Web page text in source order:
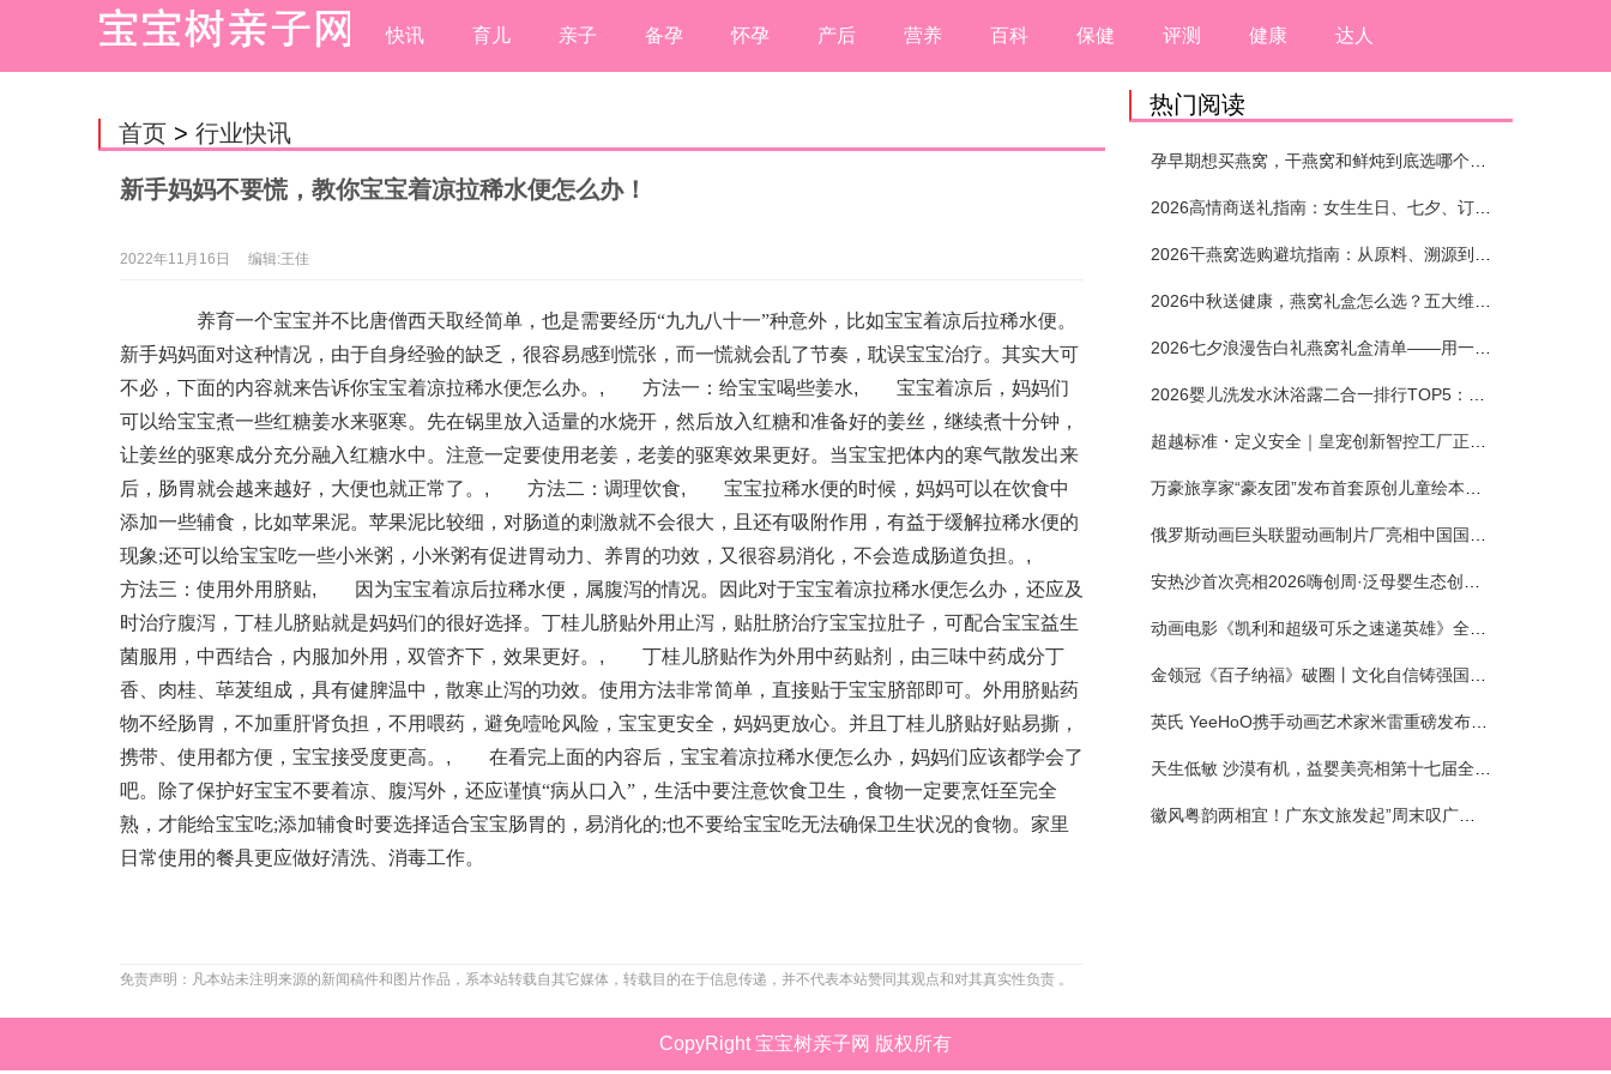
快讯 育儿 亲子 备孕 怀孕 产后 营养 百科 保健 评测 健康 达人
首页 > 行业快讯
新手妈妈不要慌，教你宝宝着凉拉稀水便怎么办！
2022年11月16日 编辑:王佳
养育一个宝宝并不比唐僧西天取经简单，也是需要经历“九九八十一”种意外，比如宝宝着凉后拉稀水便。
新手妈妈面对这种情况，由于自身经验的缺乏，很容易感到慌张，而一慌就会乱了节奏，耽误宝宝治疗。其实大可
不必，下面的内容就来告诉你宝宝着凉拉稀水便怎么办。 , 方法一：给宝宝喝些姜水, 宝宝着凉后，妈妈们
可以给宝宝煮一些红糖姜水来驱寒。先在锅里放入适量的水烧开，然后放入红糖和准备好的姜丝，继续煮十分钟，
让姜丝的驱寒成分充分融入红糖水中。注意一定要使用老姜，老姜的驱寒效果更好。当宝宝把体内的寒气散发出来
后，肠胃就会越来越好，大便也就正常了。 , 方法二：调理饮食, 宝宝拉稀水便的时候，妈妈可以在饮食中
添加一些辅食，比如苹果泥。苹果泥比较细，对肠道的刺激就不会很大，且还有吸附作用，有益于缓解拉稀水便的
现象;还可以给宝宝吃一些小米粥，小米粥有促进胃动力、养胃的功效，又很容易消化，不会造成肠道负担。 ,
方法三：使用外用脐贴, 因为宝宝着凉后拉稀水便，属腹泻的情况。因此对于宝宝着凉拉稀水便怎么办，还应及
时治疗腹泻，丁桂儿脐贴就是妈妈们的很好选择。丁桂儿脐贴外用止泻，贴肚脐治疗宝宝拉肚子，可配合宝宝益生
菌服用，中西结合，内服加外用，双管齐下，效果更好。 , 丁桂儿脐贴作为外用中药贴剂，由三味中药成分丁
香、肉桂、荜茇组成，具有健脾温中，散寒止泻的功效。使用方法非常简单，直接贴于宝宝脐部即可。外用脐贴药
物不经肠胃，不加重肝肾负担，不用喂药，避免噎呛风险，宝宝更安全，妈妈更放心。并且丁桂儿脐贴好贴易撕，
携带、使用都方便，宝宝接受度更高。 , 在看完上面的内容后，宝宝着凉拉稀水便怎么办，妈妈们应该都学会了
吧。除了保护好宝宝不要着凉、腹泻外，还应谨慎“病从口入”，生活中要注意饮食卫生，食物一定要烹饪至完全
熟，才能给宝宝吃;添加辅食时要选择适合宝宝肠胃的，易消化的;也不要给宝宝吃无法确保卫生状况的食物。家里
日常使用的餐具更应做好清洗、消毒工作。
免责声明：凡本站未注明来源的新闻稿件和图片作品，系本站转载自其它媒体，转载目的在于信息传递，并不代表本站赞同其观点和对其真实性负责 。
热门阅读
CopyRight 宝宝树亲子网 版权所有